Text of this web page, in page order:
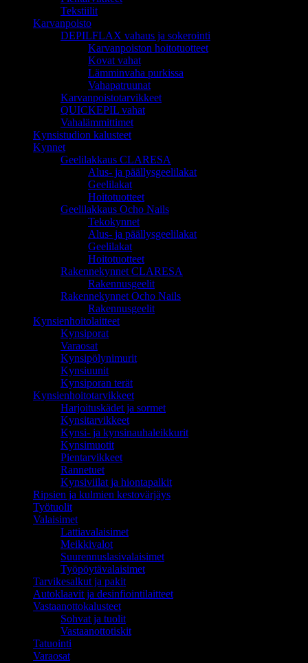
Tekstiilit
Karvanpoisto
DEPILFLAX vahaus ja sokerointi
Karvanpoiston hoitotuotteet
Kovat vahat
Lämminvaha purkissa
Vahapatruunat
Karvanpoistotarvikkeet
QUICKEPIL vahat
Vahalämmittimet
Kynsistudion kalusteet
Kynnet
Geelilakkaus CLARESA
Alus- ja päällysgeelilakat
Geelilakat
Hoitotuotteet
Geelilakkaus Ocho Nails
Tekokynnet
Alus- ja päällysgeelilakat
Geelilakat
Hoitotuotteet
Rakennekynnet CLARESA
Rakennusgeelit
Rakennekynnet Ocho Nails
Rakennusgeelit
Kynsienhoitolaitteet
Kynsiporat
Varaosat
Kynsipölynimurit
Kynsiuunit
Kynsiporan terät
Kynsienhoitotarvikkeet
Harjoituskädet ja sormet
Kynsitarvikkeet
Kynsi- ja kynsinauhaleikkurit
Kynsimuotit
Pientarvikkeet
Rannetuet
Kynsiviilat ja hiontapalkit
Ripsien ja kulmien kestovärjäys
Työtuolit
Valaisimet
Lattiavalaisimet
Meikkivalot
Suurennuslasivalaisimet
Työpöytävalaisimet
Tarvikesalkut ja pakit
Autoklaavit ja desinfiointilaitteet
Vastaanottokalusteet
Sohvat ja tuolit
Vastaanottotiskit
Tatuointi
Varaosat